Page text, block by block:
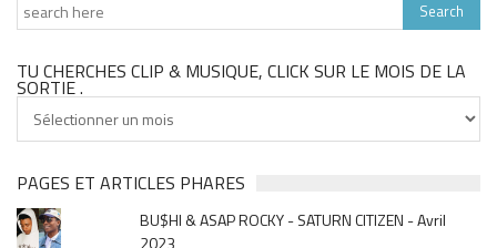
TU CHERCHES CLIP & MUSIQUE, CLICK SUR LE MOIS DE LA
SORTIE .
cherches
&
musique,
click
PAGES ET ARTICLES PHARES
BU$HI & ASAP ROCKY - SATURN CITIZEN - Avril
2023